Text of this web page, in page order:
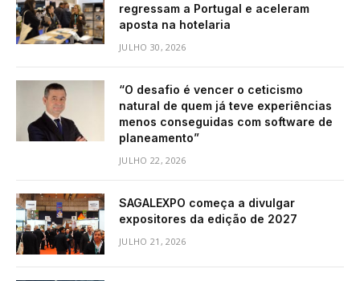
regressam a Portugal e aceleram
aposta na hotelaria
JULHO 30, 2026
“O desafio é vencer o ceticismo
natural de quem já teve experiências
menos conseguidas com software de
planeamento”
JULHO 22, 2026
SAGALEXPO começa a divulgar
expositores da edição de 2027
JULHO 21, 2026